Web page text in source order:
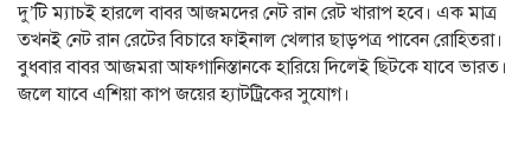
দু’টি ম্যাচই হারলে বাবর আজমদের নেট রান রেট খারাপ হবে। এক মাত্র
তখনই নেট রান রেটের বিচারে ফাইনাল খেলার ছাড়পত্র পাবেন রোহিতরা।
বুধবার বাবর আজমরা আফগানিস্তানকে হারিয়ে দিলেই ছিটকে যাবে ভারত।
জলে যাবে এশিয়া কাপ জয়ের হ্যাটট্রিকের সুযোগ।